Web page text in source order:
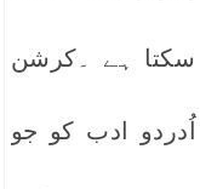
سکتا ہے ۔کرشن
ادب کو جو